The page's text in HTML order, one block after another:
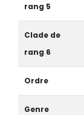
rang 5
Clade de
rang 6
Ordre
Genre